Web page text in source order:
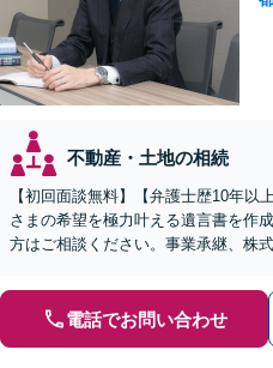
不動産・土地の相続
【初回面談無料】【弁護士歴10年以
さまの希望を極力叶える遺言書を作
方はご相談ください。事業承継、株
電話でお問い合わせ